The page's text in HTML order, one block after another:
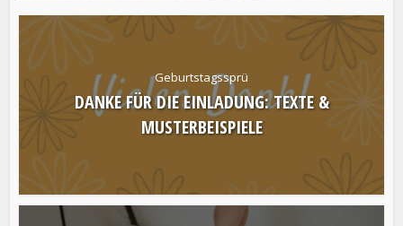
Geburtstagssprü
DANKE FÜR DIE EINLADUNG: TEXTE &
MUSTERBEISPIELE